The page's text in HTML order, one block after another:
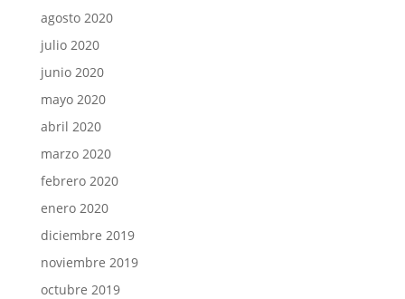
agosto 2020
julio 2020
junio 2020
mayo 2020
abril 2020
marzo 2020
febrero 2020
enero 2020
diciembre 2019
noviembre 2019
octubre 2019